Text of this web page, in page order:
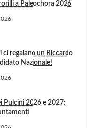
a Paleochora 2026
ci regalano un Riccardo
Nazionale!
Pulcini 2026 e 2027: